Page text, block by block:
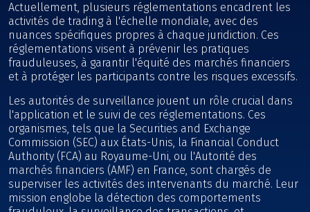
Actuellement, plusieurs réglementations encadrent les
activités de trading à l'échelle mondiale, avec des
nuances spécifiques propres à chaque juridiction. Ces
réglementations visent à prévenir les pratiques
frauduleuses, à garantir l'équité des marchés financiers
et à protéger les participants contre les risques excessifs.
Les autorités de surveillance jouent un rôle crucial dans
l'application et le suivi de ces réglementations. Ces
organismes, tels que la Securities and Exchange
Commission (SEC) aux États-Unis, la Financial Conduct
Authority (FCA) au Royaume-Uni, ou l'Autorité des
marchés financiers (AMF) en France, sont chargés de
superviser les activités des intervenants du marché. Leur
mission englobe la détection des comportements